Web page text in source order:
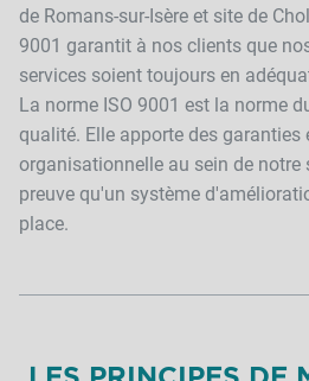
de Romans-sur-Isère et site de
9001 garantit à nos clients que
services soient toujours en
La norme ISO 9001 est la norme
qualité. Elle apporte des garanties
organisationnelle au sein de
preuve qu'un système
place.